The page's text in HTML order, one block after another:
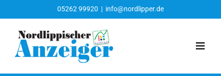
Inhalt
springen
05262 99920 | info@nordlipper.de